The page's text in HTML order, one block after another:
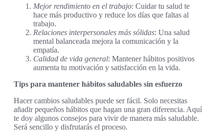
Mejor rendimiento en el trabajo: Cuidar tu salud te
hace más productivo y reduce los días que faltas al
trabajo.
Relaciones interpersonales más sólidas: Una salud
mental balanceada mejora la comunicación y la
empatía.
Calidad de vida general: Mantener hábitos positivos
aumenta tu motivación y satisfacción en la vida.
Tips para mantener hábitos saludables sin esfuerzo
Hacer cambios saludables puede ser fácil. Solo necesitas
añadir pequeños hábitos que hagan una gran diferencia. Aquí
te doy algunos consejos para vivir de manera más saludable.
Será sencillo y disfrutarás el proceso.